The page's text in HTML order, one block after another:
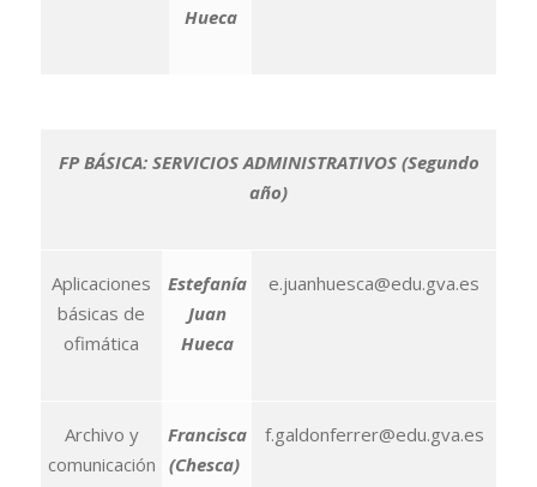
Hueca
FP BÁSICA: SERVICIOS ADMINISTRATIVOS (Segundo
año)
Aplicaciones
básicas de
ofimática
Estefanía
Juan
Hueca
e.juanhuesca@edu.gva.es
Archivo y
comunicación
Francisca
(Chesca)
f.galdonferrer@edu.gva.es